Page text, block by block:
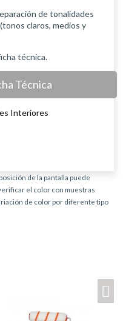
de tonalidades
claros, medios y
técnica.
Técnica
Interiores
de la pantalla puede
el color con muestras
de color por diferente tipo